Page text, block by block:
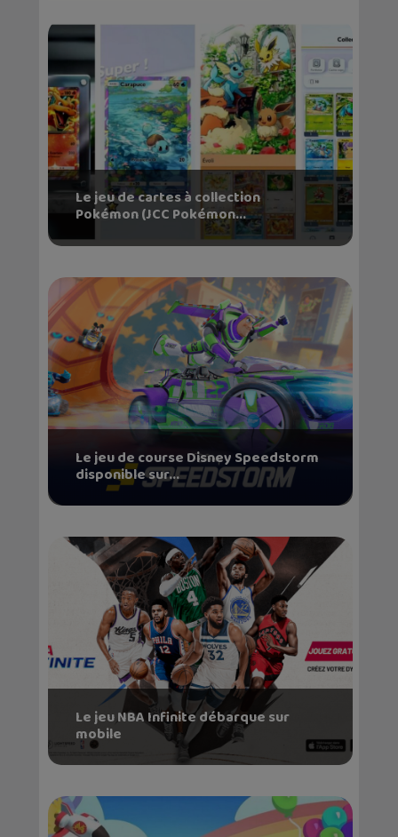
Le jeu de cartes à collection
Pokémon (JCC Pokémon...
Le jeu de course Disney Speedstorm
disponible sur...
Le jeu NBA Infinite débarque sur
mobile